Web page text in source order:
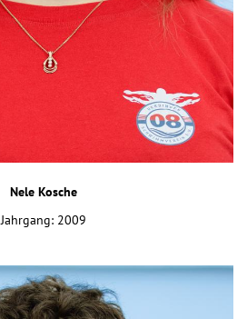
Nele Kosche
Jahrgang: 2009